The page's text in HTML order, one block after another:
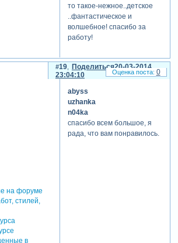
то такое-нежное..детское
..фантастическое и
волшебное! спасибо за
работу!
Поделиться
19
20-03-2014
23:04:10
abyss
uzhanka
n04ka
спасибо всем большое, я
рада, что вам понравилось.
0